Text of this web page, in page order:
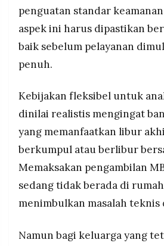
penguatan standar
aspek ini harus dipastikan
baik sebelum pelayanan
penuh.
Kebijakan fleksibel untuk
dinilai realistis mengingat
yang memanfaatkan libur
berkumpul atau berlibur
Memaksakan pengambilan
sedang tidak berada di
menimbulkan masalah teknis
Namun bagi keluarga yang